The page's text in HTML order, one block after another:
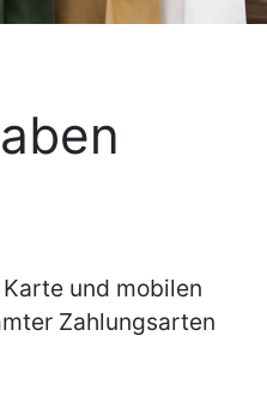
und mobilen
Zahlungsarten